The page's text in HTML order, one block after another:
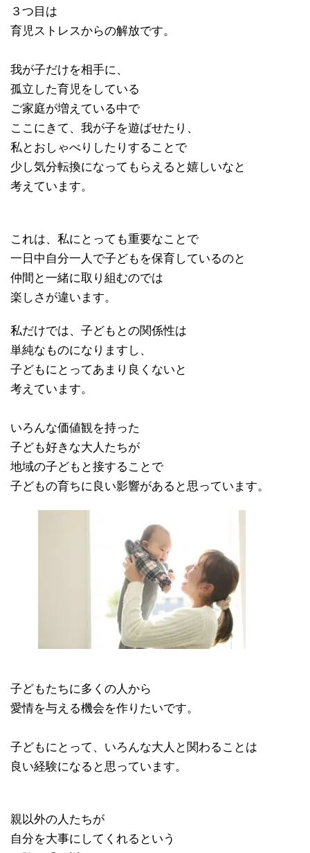
３つ目は
育児ストレスからの解放です。
我が子だけを相手に、
孤立した育児をしている
ご家庭が増えている中で
ここにきて、我が子を遊ばせたり、
私とおしゃべりしたりすることで
少し気分転換になってもらえると嬉しいなと
考えています。
これは、私にとっても重要なことで
一日中自分一人で子どもを保育しているのと
仲間と一緒に取り組むのでは
楽しさが違います。
私だけでは、子どもとの関係性は
単純なものになりますし、
子どもにとってあまり良くないと
考えています。
いろんな価値観を持った
子ども好きな大人たちが
地域の子どもと接することで
子どもの育ちに良い影響があると思っています。
子どもたちに多くの人から
愛情を与える機会を作りたいです。
子どもにとって、いろんな大人と関わることは
良い経験になると思っています。
親以外の人たちが
自分を大事にしてくれるという